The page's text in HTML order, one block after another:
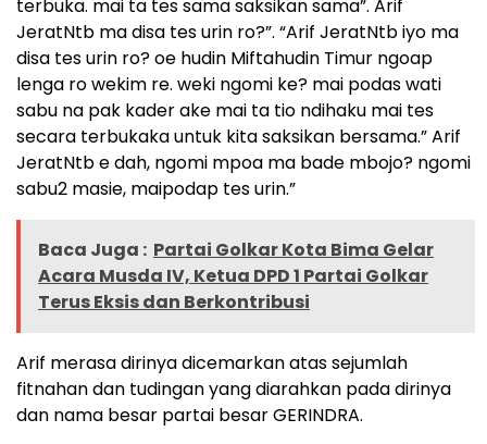
terbuka. mai ta tes sama saksikan sama”. Arif
JeratNtb ma disa tes urin ro?”. “Arif JeratNtb iyo ma
disa tes urin ro? oe hudin Miftahudin Timur ngoap
lenga ro wekim re. weki ngomi ke? mai podas wati
sabu na pak kader ake mai ta tio ndihaku mai tes
secara terbukaka untuk kita saksikan bersama.” Arif
JeratNtb e dah, ngomi mpoa ma bade mbojo? ngomi
sabu2 masie, maipodap tes urin.”
Baca Juga : Partai Golkar Kota Bima Gelar
Acara Musda IV, Ketua DPD 1 Partai Golkar
Terus Eksis dan Berkontribusi
Arif merasa dirinya dicemarkan atas sejumlah
fitnahan dan tudingan yang diarahkan pada dirinya
dan nama besar partai besar GERINDRA.